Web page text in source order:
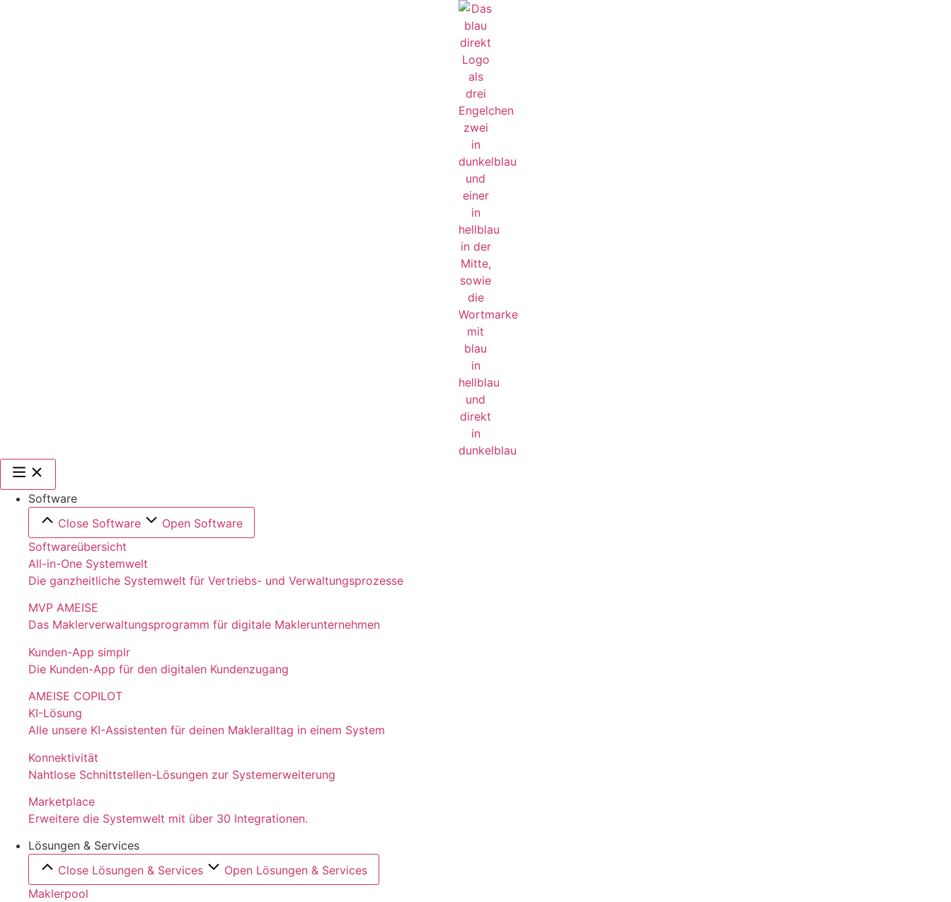
Software
Close Software
Open Software
Softwareübersicht
All-in-One Systemwelt
Die ganzheitliche Systemwelt für Vertriebs- und Verwaltungsprozesse
MVP AMEISE
Das Maklerverwaltungsprogramm für digitale Maklerunternehmen
Kunden-App simplr
Die Kunden-App für den digitalen Kundenzugang
AMEISE COPILOT
KI-Lösung
Alle unsere KI-Assistenten für deinen Makleralltag in einem System
Konnektivität
Nahtlose Schnittstellen-Lösungen zur Systemerweiterung
Marketplace
Erweitere die Systemwelt mit über 30 Integrationen.
Lösungen & Services
Close Lösungen & Services
Open Lösungen & Services
Maklerpool